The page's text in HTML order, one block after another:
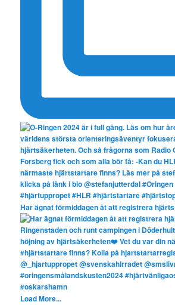
Har ägnat förmiddagen åt att registrera hjärts
Load More...